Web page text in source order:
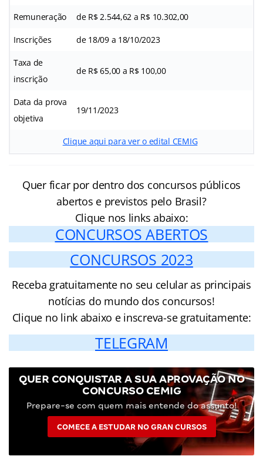
Remuneração de R$ 2.544,62 a R$ 10.302,00
Inscrições de 18/09 a 18/10/2023
Taxa de
inscrição
de R$ 65,00 a R$ 100,00
Data da prova
objetiva
19/11/2023
Clique aqui para ver o edital CEMIG
Quer ficar por dentro dos concursos públicos
abertos e previstos pelo Brasil?
Clique nos links abaixo:
CONCURSOS ABERTOS
CONCURSOS 2023
Receba gratuitamente no seu celular as principais
notícias do mundo dos concursos!
Clique no link abaixo e inscreva-se gratuitamente:
TELEGRAM
QUER CONQUISTAR A SUA APROVAÇÃO NO
CONCURSO CEMIG
Prepare-se com quem mais entende do assunto!
COMECE A ESTUDAR NO GRAN CURSOS